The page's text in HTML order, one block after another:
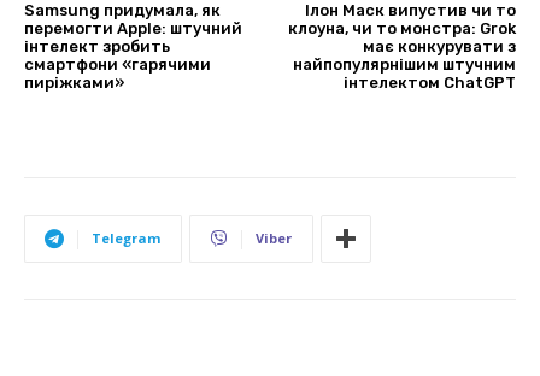
Samsung придумала, як
перемогти Apple: штучний
інтелект зробить
смартфони «гарячими
пиріжками»
Ілон Маск випустив чи то
клоуна, чи то монстра: Grok
має конкурувати з
найпопулярнішим штучним
інтелектом ChatGPT
Telegram Viber